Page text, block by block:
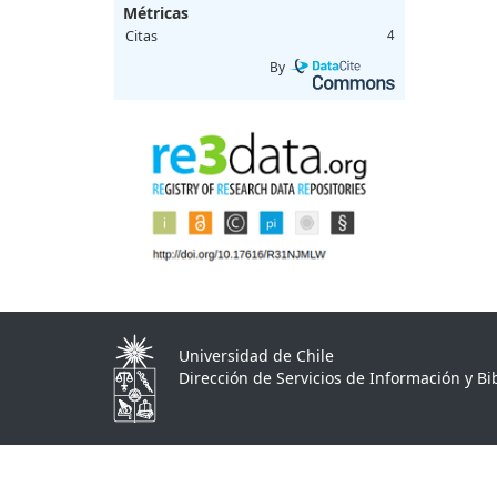
Métricas
Citas 4
By
Universidad de Chile
Dirección de Servicios de Información y